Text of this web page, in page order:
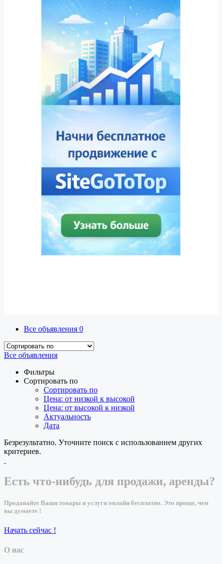
Все объявления 0
Все объявления
Фильтры
Сортировать по
Сортировать по
Цена: от низкой к высокой
Цена: от высокой к низкой
Актуальность
Дата
Безрезультатно. Уточните поиск с использованием других
критериев.
Есть что-нибудь для продажи, аренды?
Продавайте Ваши товары и услуги онлайн бесплатно. Это проще, чем
вы думаете !
Начать сейчас !
О нас